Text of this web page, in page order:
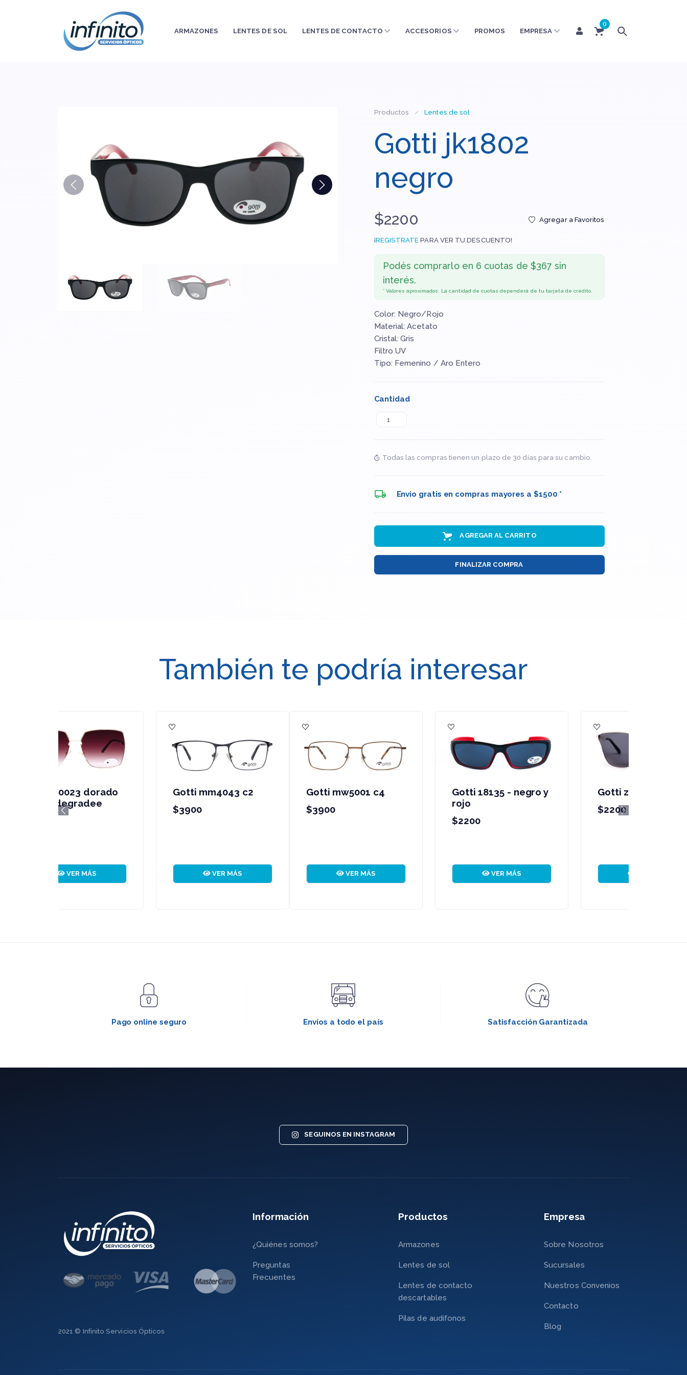
0
ARMAZONES
LENTES DE SOL LENTES DE CONTACTO ACCESORIOS PROMOS EMPRESA
Productos Lentes de sol
Gotti jk1802
negro
$2200 Agregar a Favoritos
¡REGISTRATE PARA VER TU DESCUENTO!
Podés comprarlo en 6 cuotas de $367 sin
interés.
* Valores aproximados. La cantidad de cuotas dependerá de tu tarjeta de crédito.
Color: Negro/Rojo
Material: Acetato
Cristal: Gris
Filtro UV
Tipo: Femenino / Aro Entero
Cantidad
Todas las compras tienen un plazo de 30 días para su cambio.
Envio gratis en compras mayores a $1500 *
AGREGAR AL CARRITO
FINALIZAR COMPRA
También te podría interesar
Gotti mw5001 c4
$3900
Gotti 18135 - negro y
Gotti zc104 c84
Gotti zc104 c11
Previous Next
Pago online seguro Envíos a todo el país Satisfacción Garantizada
SEGUINOS EN INSTAGRAM
Información
¿Quiénes somos?
Preguntas
Frecuentes
Productos
Armazones
Lentes de sol
Lentes de contacto
descartables
Pilas de audifonos
Empresa
Sobre Nosotros
Sucursales
Nuestros Convenios
Contacto
Blog
2021 © Infinito Servicios Ópticos